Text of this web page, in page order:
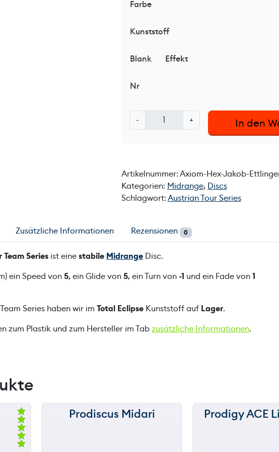
Farbe
Kunststoff
Blank Effekt
Nr
-
x
H
e
x
k
b
E
l
n
m
+ In den
Artikelnummer:Axiom-Hex-Jakob-
Kategorien: Midrange, Discs
Schlagwort:Austrian Tour Series
Zusätzliche Informationen Rezensionen 0
Series ist einestabile Midrange Disc.
ein Speed von5, ein Glide von5, ein Turn von-1 und ein Fade von1
Series haben wir im Total Eclipse Kunststoff auf Lager.
zum Plastik und zum Hersteller im Tabzusätzliche Informationen.
Be
we
rte
t
150 m
Prodiscus Midari 150 m
Prodigy ACE